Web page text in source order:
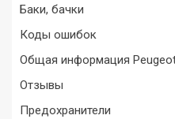
Баки, бачки
Коды ошибок
Общая информация
Отзывы
Предохранители